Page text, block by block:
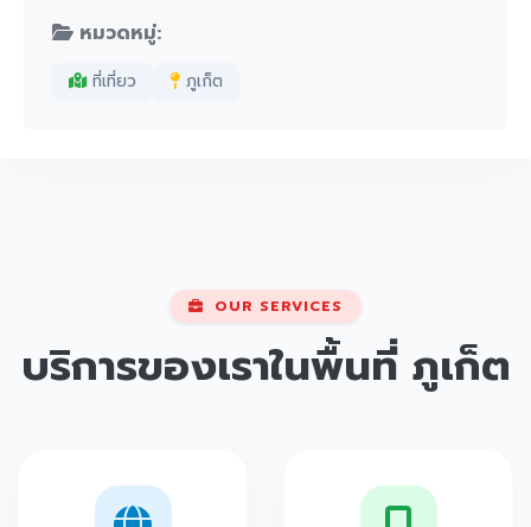
หมวดหมู่:
ที่เที่ยว ภูเก็ต
OUR SERVICES
บริการของเราในพื้นที่ ภูเก็ต